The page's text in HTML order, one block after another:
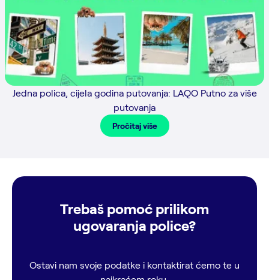
Jedna polica, cijela godina putovanja: LAQO Putno za više
putovanja
Pročitaj više
Trebaš pomoć prilikom
ugovaranja police?
Ostavi nam svoje podatke i kontaktirat ćemo te u